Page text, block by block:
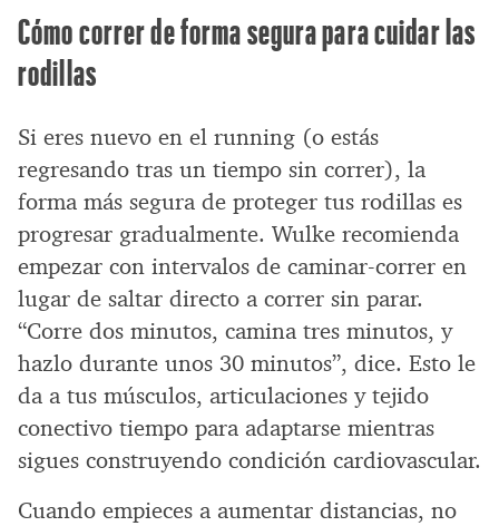
Cómo correr de forma segura para cuidar las
rodillas
Si eres nuevo en el running (o estás
regresando tras un tiempo sin correr), la
forma más segura de proteger tus rodillas es
progresar gradualmente. Wulke recomienda
empezar con intervalos de caminar-correr en
lugar de saltar directo a correr sin parar.
“Corre dos minutos, camina tres minutos, y
hazlo durante unos 30 minutos”, dice. Esto le
da a tus músculos, articulaciones y tejido
conectivo tiempo para adaptarse mientras
sigues construyendo condición cardiovascular.
Cuando empieces a aumentar distancias, no